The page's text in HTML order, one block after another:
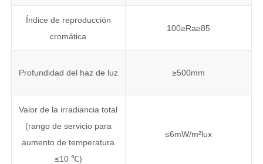
Índice de reproducción
cromática
100≥Ra≥85
Profundidad del haz de luz ≥500mm
Valor de la irradiancia total
(rango de servicio para
aumento de temperatura
≤10 ℃)
≤6mW/m²lux